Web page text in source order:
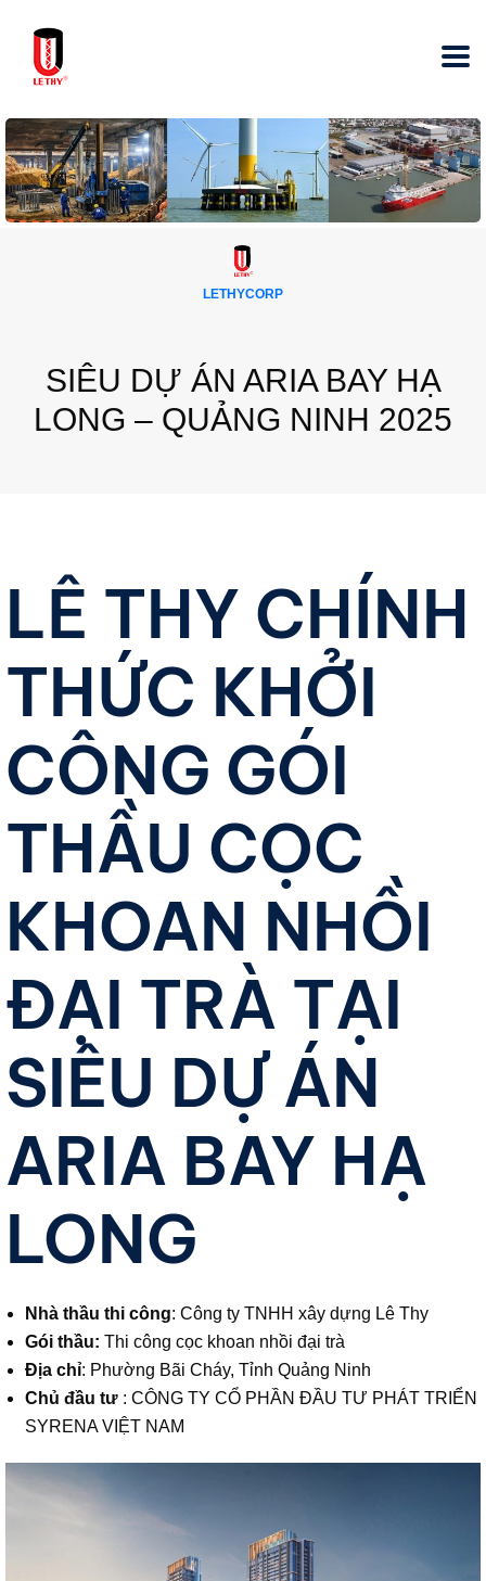
LETHYCORP
SIÊU DỰ ÁN ARIA BAY HẠ
LONG – QUẢNG NINH 2025
LÊ THY CHÍNH
THỨC KHỞI
CÔNG GÓI
THẦU CỌC
KHOAN NHỒI
ĐẠI TRÀ TẠI
SIÊU DỰ ÁN
ARIA BAY HẠ
LONG
Nhà thầu thi công: Công ty TNHH xây dựng Lê Thy
Gói thầu: Thi công cọc khoan nhồi đại trà
Địa chỉ: Phường Bãi Cháy, Tỉnh Quảng Ninh
Chủ đầu tư : CÔNG TY CỔ PHẦN ĐẦU TƯ PHÁT TRIỂN
SYRENA VIỆT NAM